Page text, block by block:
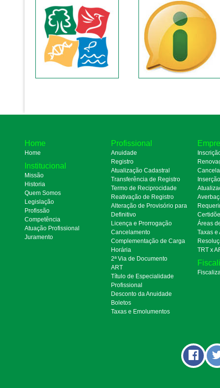
Home
Home
Institucional
Missão
Historia
Quem Somos
Legislação
Profissão
Competência
Atuação Profissional
Juramento
Profissional
Anuidade
Registro
Atualização Cadastral
Transferência de Registro
Termo de Reciprocidade
Reativação de Registro
Alteração de Provisório para
Definitivo
Licença e Prorrogação
Cancelamento
Complementação de Carga
Horária
2ª Via de Documento
ART
Título de Especialidade
Profissional
Desconto da Anuidade
Boletos
Taxas e Emolumentos
Áreas
Taxas e
TRT x